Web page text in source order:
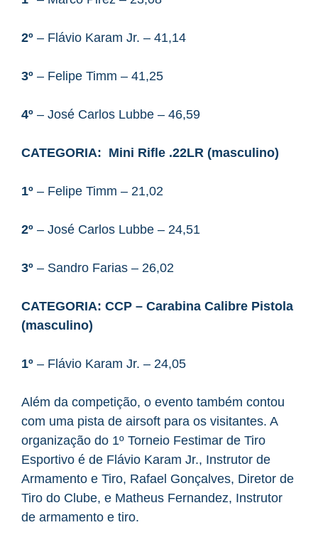
2º – Flávio Karam Jr. – 41,14
3º – Felipe Timm – 41,25
4º – José Carlos Lubbe – 46,59
CATEGORIA: Mini Rifle .22LR (masculino)
1º – Felipe Timm – 21,02
2º – José Carlos Lubbe – 24,51
3º – Sandro Farias – 26,02
CATEGORIA: CCP – Carabina Calibre Pistola
(masculino)
1º – Flávio Karam Jr. – 24,05
Além da competição, o evento também contou
com uma pista de airsoft para os visitantes. A
organização do 1º Torneio Festimar de Tiro
Esportivo é de Flávio Karam Jr., Instrutor de
Armamento e Tiro, Rafael Gonçalves, Diretor de
Tiro do Clube, e Matheus Fernandez, Instrutor
de armamento e tiro.